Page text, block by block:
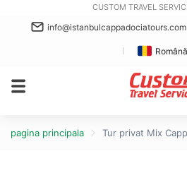
CUSTOM TRAVEL
info@istanbulcappadociatours.com
Română
pagina principala Tur privat Mix